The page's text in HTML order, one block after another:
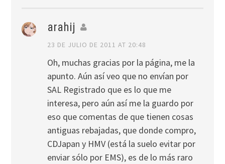
arahij
23 DE JULIO DE 2011 AT 20:48
Oh, muchas gracias por la página, me la
apunto. Aún así veo que no envían por
SAL Registrado que es lo que me
interesa, pero aún así me la guardo por
eso que comentas de que tienen cosas
antiguas rebajadas, que donde compro,
CDJapan y HMV (está la suelo evitar por
enviar sólo por EMS), es de lo más raro